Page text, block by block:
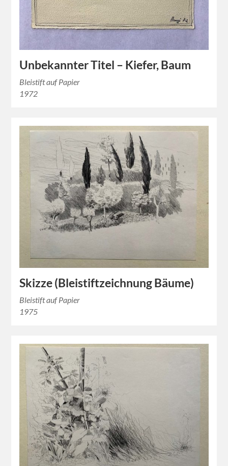
Unbekannter Titel – Kiefer, Baum
Bleistift auf Papier
1972
Skizze (Bleistiftzeichnung Bäume)
Bleistift auf Papier
1975